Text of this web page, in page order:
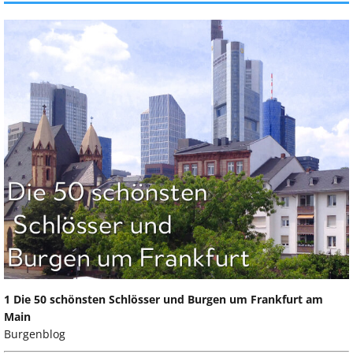
1 Die 50 schönsten Schlösser und Burgen um Frankfurt am
Main
Burgenblog